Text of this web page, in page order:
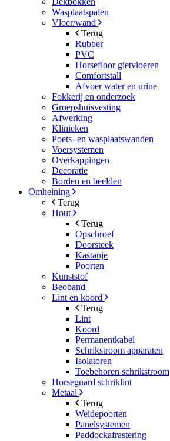
Wasplaatspalen
Vloer/wand
Terug
Rubber
PVC
Horsefloor gietvloeren
Comfortstall
Afvoer water en urine
Fokkerij en onderzoek
Groepshuisvesting
Afwerking
Klinieken
Poets- en wasplaatswanden
Voersystemen
Overkappingen
Decoratie
Borden en beelden
Omheining
Terug
Hout
Terug
Opschroef
Doorsteek
Kastanje
Poorten
Kunststof
Beoband
Lint en koord
Terug
Lint
Koord
Permanentkabel
Schrikstroom apparaten
Isolatoren
Toebehoren schrikstroom
Horseguard schriklint
Metaal
Terug
Weidepoorten
Panelsystemen
Paddockafrastering